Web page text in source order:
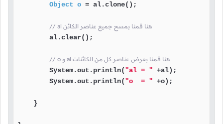
Object o = al.clone();
// al هنا قمنا بمسح جميع عناصر الكائن
        al.clear();
// o و al هنا قمنا بعرض عناصر كل من الكائنات
        System.out.println(
"al = " +al);
        System.out.println(
"o  = " +o);
    }